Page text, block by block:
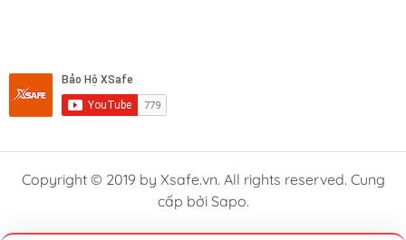
Copyright © 2019 by Xsafe.vn. All rights reserved. Cung
cấp bởi Sapo.